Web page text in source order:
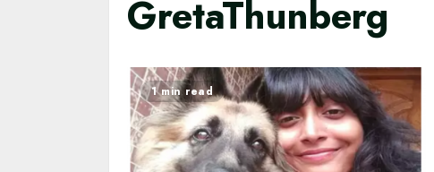
GretaThunberg
1 min read